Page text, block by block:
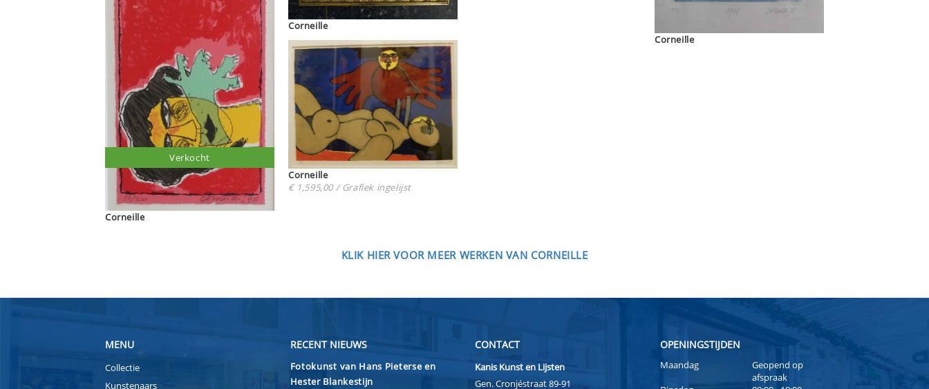
Corneille
Verkocht
Corneille
Corneille
€ 1,595,00 / Grafiek ingelijst
Corneille
KLIK HIER VOOR MEER WERKEN VAN CORNEILLE
MENU
Collectie
Kunstenaars
RECENT NIEUWS
Fotokunst van Hans Pieterse en
Hester Blankestijn
CONTACT
Kanis Kunst en Lijsten
Gen. Cronjéstraat 89-91
OPENINGSTIJDEN
Maandag
Geopend op
afspraak